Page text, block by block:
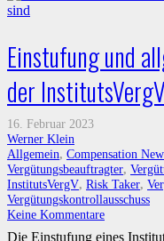
Einstufung und
der InstitutsVergV
16. Februar 2023
Werner Klein
Allgemein, Compensation
Vergütungsbeauftragter,
InstitutsVergV, Risk Taker,
Vergütungskontrollausschuss
Keine Kommentare
Die Einstufung eines